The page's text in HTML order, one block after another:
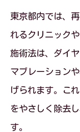
東京都内では、
れるクリニック
施術法は、ダイ
マブレーション
げられます。こ
をやさしく除去
す。